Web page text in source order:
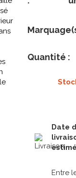
Quantité :
Date
Entre